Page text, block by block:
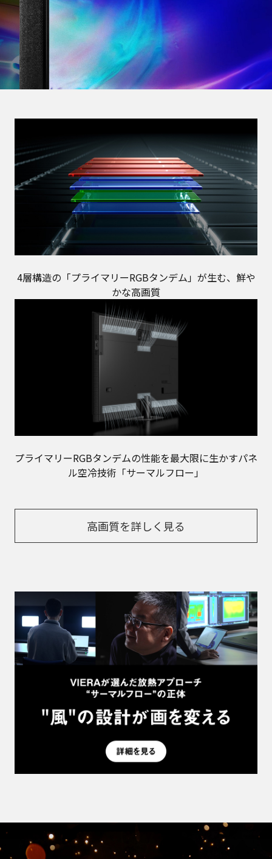
4層構造の「プライマリーRGBタンデム」が生む、鮮や
かな高画質
プライマリーRGBタンデムの性能を最大限に生かすパネ
ル空冷技術「サーマルフロー」
高画質を詳しく見る